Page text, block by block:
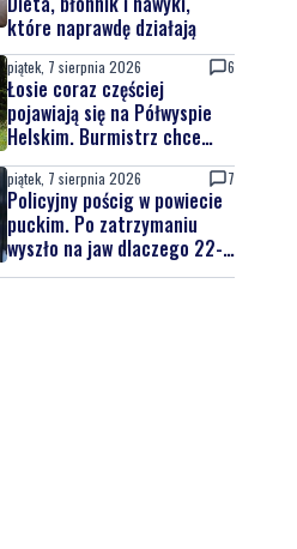
które naprawdę działają
piątek, 7 sierpnia 2026 6
Łosie coraz częściej
pojawiają się na Półwyspie
Helskim. Burmistrz chce
nowych znaków drogowych
piątek, 7 sierpnia 2026 7
Policyjny pościg w powiecie
puckim. Po zatrzymaniu
wyszło na jaw dlaczego 22-
latek uciekał